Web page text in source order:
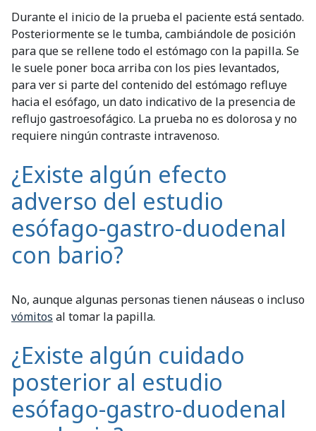
Durante el inicio de la prueba el paciente está sentado.
Posteriormente se le tumba, cambiándole de posición
para que se rellene todo el estómago con la papilla. Se
le suele poner boca arriba con los pies levantados,
para ver si parte del contenido del estómago refluye
hacia el esófago, un dato indicativo de la presencia de
reflujo gastroesofágico. La prueba no es dolorosa y no
requiere ningún contraste intravenoso.
¿Existe algún efecto
adverso del estudio
esófago-gastro-duodenal
con bario?
No, aunque algunas personas tienen náuseas o incluso
vómitos al tomar la papilla.
¿Existe algún cuidado
posterior al estudio
esófago-gastro-duodenal